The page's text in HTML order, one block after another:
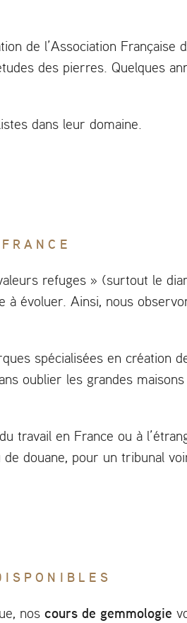
de l’Association Française
des pierres. Quelques
dans leur domaine.
refuges » (surtout le
à évoluer. Ainsi, nous
spécialisées en création
oublier les grandes
travail en France ou à
douane, pour un tribunal
nos cours de gemmologie